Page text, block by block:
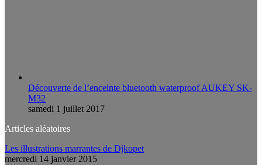
Découverte de l’enceinte bluetooth waterproof AUKEY SK-
M32
samedi 1 juillet 2017
Articles aléatoires
Les illustrations marrantes de Djkopet
mercredi 14 janvier 2015